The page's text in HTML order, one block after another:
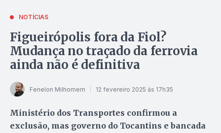
NOTÍCIAS
Figueirópolis fora da Fiol?
Mudança no traçado da ferrovia
ainda não é definitiva
Fenelon Milhomem 12 fevereiro 2025 às 17h35
Ministério dos Transportes confirmou a
exclusão, mas governo do Tocantins e bancada